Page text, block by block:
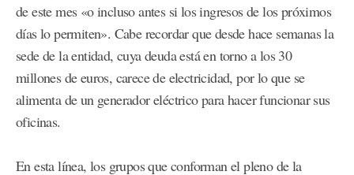
de este mes «o incluso antes si los ingresos de los próximos
días lo permiten». Cabe recordar que desde hace semanas la
sede de la entidad, cuya deuda está en torno a los 30
millones de euros, carece de electricidad, por lo que se
alimenta de un generador eléctrico para hacer funcionar sus
oficinas.
En esta línea, los grupos que conforman el pleno de la